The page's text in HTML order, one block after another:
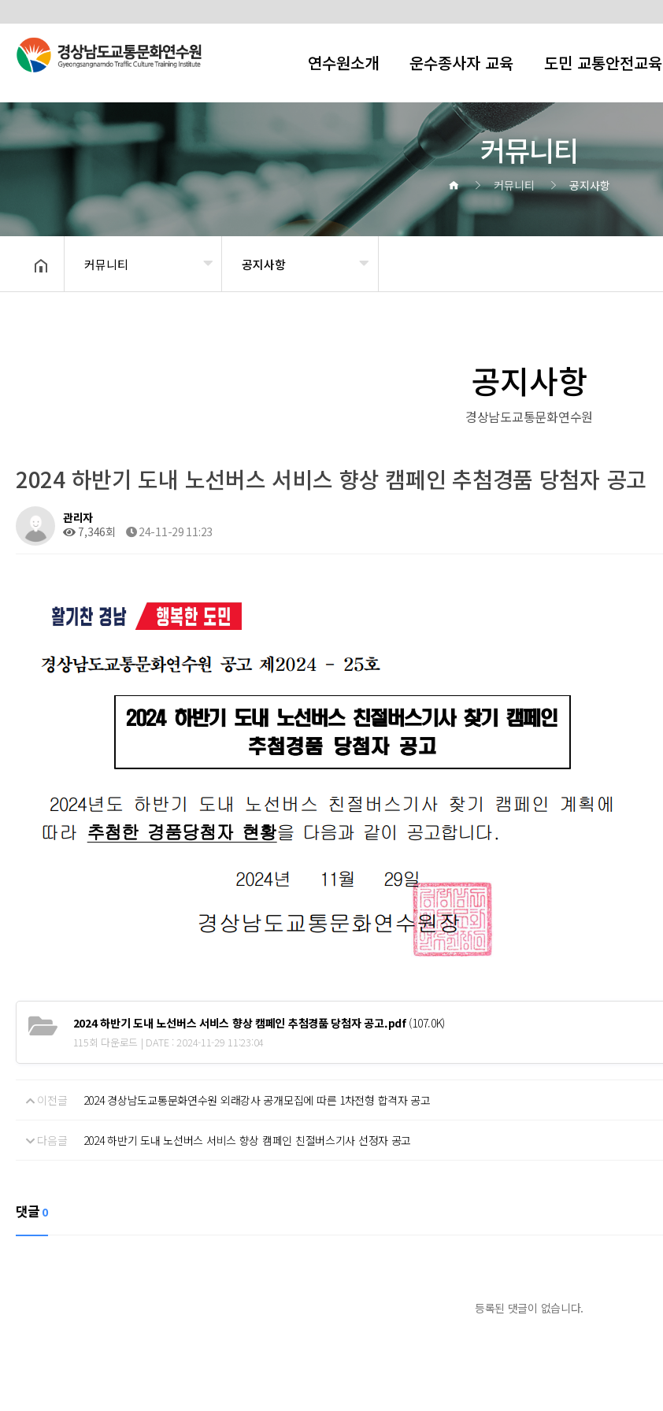
연수원소개 운수종사자 교육 도민 교통안전교육
커뮤니티
커뮤니티 공지사항
커뮤니티 공지사항
공지사항
경상남도교통문화연수원
2024 하반기 도내 노선버스 서비스 향상 캠페인 추첨경품 당첨자 공고
관리자
7,346회
24-11-29 11:23
2024 하반기 도내 노선버스 서비스 향상 캠페인 추첨경품 당첨자 공고.pdf(107.0K)
115회 다운로드 | DATE : 2024-11-29 11:23:04
이전글 2024 경상남도교통문화연수원 외래강사 공개모집에 따른 1차전형 합격자 공고
다음글 2024 하반기 도내 노선버스 서비스 향상 캠페인 친절버스기사 선정자 공고
댓글 0
등록된 댓글이 없습니다.